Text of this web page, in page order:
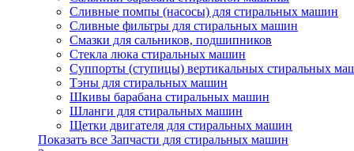
Сливные помпы (насосы) для стиральных машин
Сливные фильтры для стиральных машин
Смазки для сальников, подшипников
Стекла люка стиральных машин
Суппорты (ступицы) вертикальных стиральных
Тэны для стиральных машин
Шкивы барабана стиральных машин
Шланги для стиральных машин
Щетки двигателя для стиральных машин
Показать все Запчасти для стиральных машин